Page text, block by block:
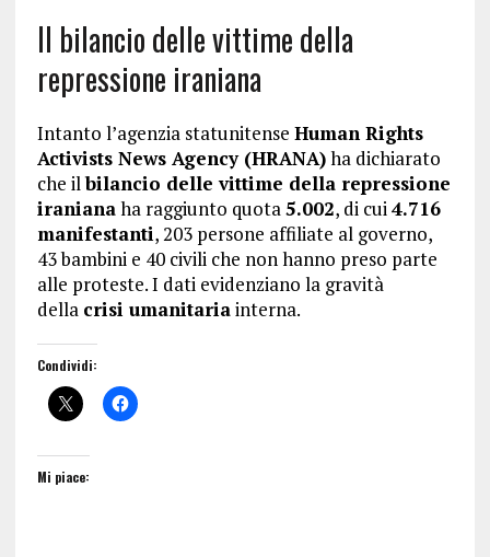
Il bilancio delle vittime della
repressione iraniana
Intanto l’agenzia statunitense Human Rights
Activists News Agency (HRANA)ha dichiarato
che ilbilancio delle vittime della repressione
iranianaha raggiunto quota5.002, di cui4.716
manifestanti, 203 persone affiliate al governo,
43 bambini e 40 civili che non hanno preso parte
alle proteste. I dati evidenziano la gravità
della crisi umanitariainterna.
Condividi:
Mi piace: